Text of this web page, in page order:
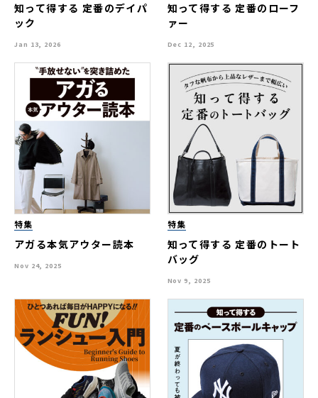
知って得する 定番のデイパ
ック
Jan 13, 2026
知って得する 定番のローフ
ァー
Dec 12, 2025
特集
アガる本気アウター読本
Nov 24, 2025
特集
知って得する 定番のトート
バッグ
Nov 9, 2025